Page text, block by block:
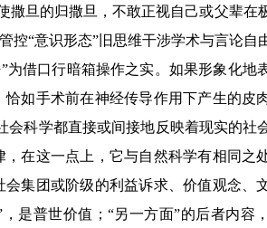
撒旦的归撒旦，不敢正视自己或父辈在
控“意识形态”旧思维干涉学术与言论自
”为借口行暗箱操作之实。如果形象化地
如手术前在神经传导作用下产生的皮
科学都直接或间接地反映着现实的社
在这一点上，它与自然科学有相同之
集团或阶级的利益诉求、价值观念、
，是普世价值； “另一方面”的后者内容